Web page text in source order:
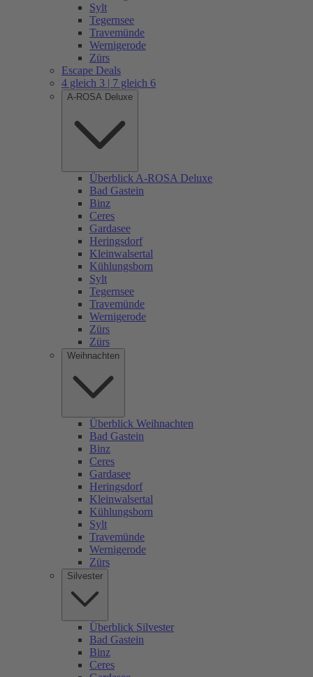
Sylt
Tegernsee
Travemünde
Wernigerode
Zürs
Escape Deals
4 gleich 3 | 7 gleich 6
A-ROSA Deluxe
Überblick A-ROSA Deluxe
Bad Gastein
Binz
Ceres
Gardasee
Heringsdorf
Kleinwalsertal
Kühlungsborn
Sylt
Tegernsee
Travemünde
Wernigerode
Zürs
Zürs
Weihnachten
Überblick Weihnachten
Bad Gastein
Binz
Ceres
Gardasee
Heringsdorf
Kleinwalsertal
Kühlungsborn
Sylt
Travemünde
Wernigerode
Zürs
Silvester
Überblick Silvester
Bad Gastein
Binz
Ceres